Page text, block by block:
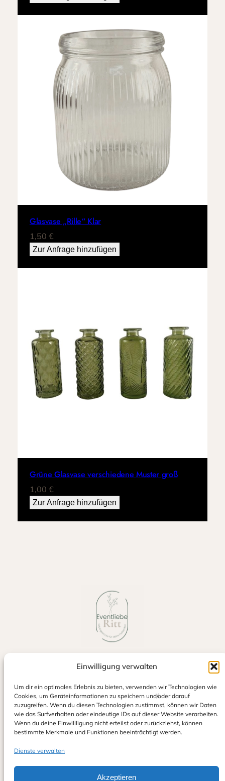
Einwilligung verwalten
Um dir ein optimales Erlebnis zu bieten, verwenden wir Technologien wie
Cookies, um Geräteinformationen zu speichern und/oder darauf
zuzugreifen. Wenn du diesen Technologien zustimmst, können wir Daten
wie das Surfverhalten oder eindeutige IDs auf dieser Website verarbeiten.
Wenn du deine Einwillligung nicht erteilst oder zurückziehst, können
bestimmte Merkmale und Funktionen beeinträchtigt werden.
Dienste verwalten
Akzeptieren
Glasvase „Rille“ Klar
1,50 €
Zur Anfrage hinzufügen
Grüne Glasvase verschiedene Muster groß
1,00 €
Zur Anfrage hinzufügen
Eventliebe Ritt
Alexander & Sina Ritt GbR
info@eventliebe-ritt.de